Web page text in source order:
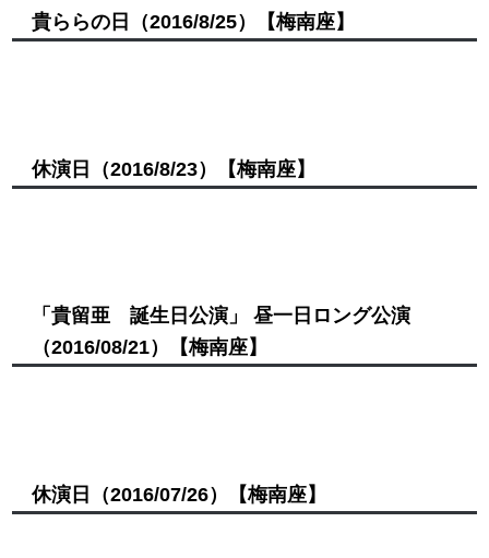
貴ららの日 （2016/8/25） 【梅南座】
休演日 （2016/8/23） 【梅南座】
「貴留亜 誕生日公演」 昼一日ロング公演
（2016/08/21）
【梅南座】
休演日 （2016/07/26） 【梅南座】